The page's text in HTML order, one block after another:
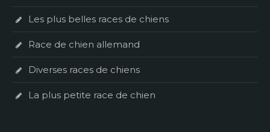
Les plus belles races de chiens
Race de chien allemand
Diverses races de chiens
La plus petite race de chien